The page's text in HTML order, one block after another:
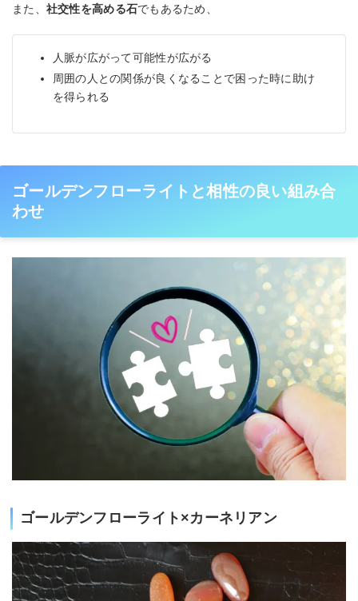
また、 社交性を高める石でもあるため、
人脈が広がって可能性が広がる
周囲の人との関係が良くなることで困った時に助け
を得られる
ゴールデンフローライトと相性の良い組み合
わせ
ゴールデンフローライト×カーネリアン